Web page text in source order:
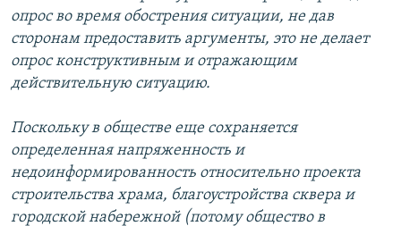
опрос во время обострения ситуации, не дав
сторонам предоставить аргументы, это не делает
опрос конструктивным и отражающим
действительную ситуацию.
Поскольку в обществе еще сохраняется
определенная напряженность и
недоинформированность относительно проекта
строительства храма, благоустройства сквера и
городской набережной (потому общество в